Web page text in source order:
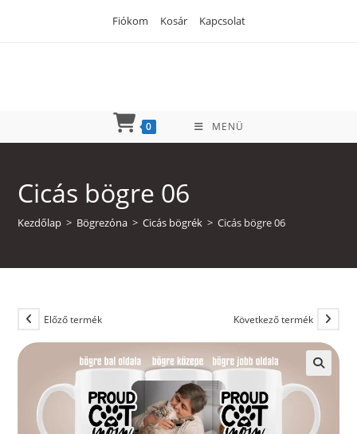
Fiókom Kosár Kapcsolat
0 MENÜ
Cicás bögre 06
Kezdőlap > Bögrezóna > Cicás bögrék > Cicás bögre 06
Előző termék Következő termék